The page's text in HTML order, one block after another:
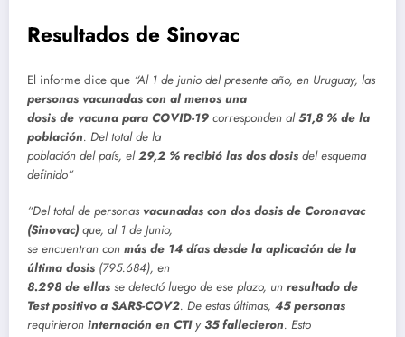
Resultados de Sinovac
El informe dice que “Al 1 de junio del presente año, en Uruguay, las
personas vacunadas con al menos una
dosis de vacuna para COVID-19 corresponden al51,8 % de la
población. Del total de la
población del país, el29,2 % recibió las dos dosis del esquema
definido”
“Del total de personas vacunadas con dos dosis de Coronavac
(Sinovac) que, al 1 de Junio,
se encuentran con más de 14 días desde la aplicación de la
última dosis (795.684), en
8.298 de ellas se detectó luego de ese plazo, un resultado de
Test positivo a SARS-COV2. De estas últimas, 45 personas
requirieron internación en CTIy 35 fallecieron. Esto